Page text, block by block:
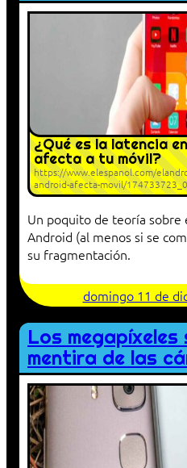
¿Qué es la latencia
afecta a tu móvil?
https://www.elespanol.com/
android-afecta-movil/
Un poquito de teoría sobre
Android (al menos si se
su fragmentación.
domingo 11 de
Los
mentira de las